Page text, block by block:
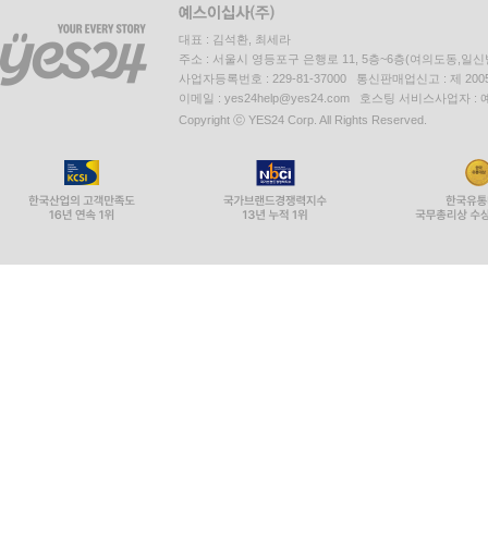
대표 : 김석환, 최세라
주소 : 서울시 영등포구 은행로 11, 5층~6층(여의도동,일신
사업자등록번호 : 229-81-37000 통신판매업신고 : 제
이메일 : yes24help@yes24.com 호스팅 서비스사업자 :
Copyright ⓒ YES24 Corp. All Rights Reserved.